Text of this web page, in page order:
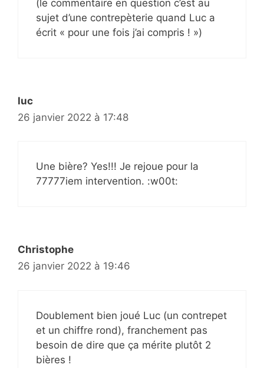
(le commentaire en question c’est au
sujet d’une contrepèterie quand Luc a
écrit « pour une fois j’ai compris ! »)
luc
26 janvier 2022 à 17:48
Une bière? Yes!!! Je rejoue pour la
77777iem intervention. :w00t:
Christophe
26 janvier 2022 à 19:46
Doublement bien joué Luc (un contrepet
et un chiffre rond), franchement pas
besoin de dire que ça mérite plutôt 2
bières !